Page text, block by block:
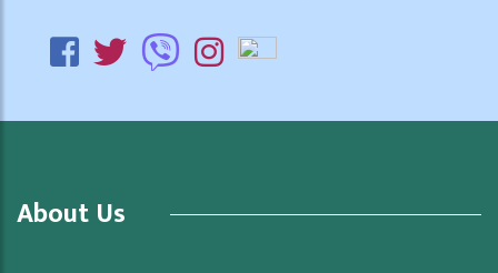
About Us